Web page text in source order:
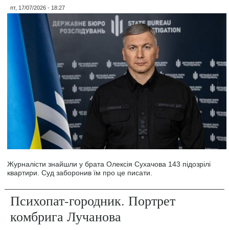
пт, 17/07/2026 - 18:27
Журналісти знайшли у брата Олексія Сухачова 143 підозрілі
квартири. Суд заборонив їм про це писати.
Психопат-городник. Портрет
комбрига Лучанова